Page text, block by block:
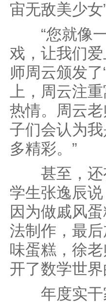
宙无敌美少女
“您就像一
戏，让我们
师周云颁发
上，周云注
热情。周云
子们会认为
多精彩。”
甚至，还有
学生张逸辰
因为做戚风
法制作，最
味蛋糕，徐
开了数学世界
年度实干